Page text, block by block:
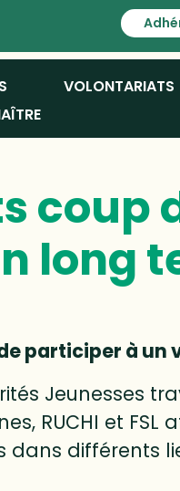
VOLONTARIATS
coup
long
participer à un
Jeunesses
RUCHI et
dans différents